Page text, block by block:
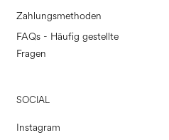
Zahlungsmethoden
FAQs - Häufig gestellte
Fragen
SOCIAL
Instagram